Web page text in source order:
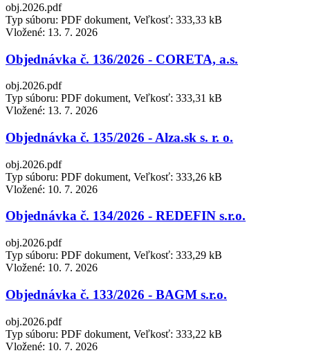
obj.2026.pdf
Typ súboru: PDF dokument, Veľkosť: 333,33 kB
Vložené: 13. 7. 2026
Objednávka č. 136/2026 - CORETA, a.s.
obj.2026.pdf
Typ súboru: PDF dokument, Veľkosť: 333,31 kB
Vložené: 13. 7. 2026
Objednávka č. 135/2026 - Alza.sk s. r. o.
obj.2026.pdf
Typ súboru: PDF dokument, Veľkosť: 333,26 kB
Vložené: 10. 7. 2026
Objednávka č. 134/2026 - REDEFIN s.r.o.
obj.2026.pdf
Typ súboru: PDF dokument, Veľkosť: 333,29 kB
Vložené: 10. 7. 2026
Objednávka č. 133/2026 - BAGM s.r.o.
obj.2026.pdf
Typ súboru: PDF dokument, Veľkosť: 333,22 kB
Vložené: 10. 7. 2026